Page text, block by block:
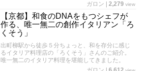
ガロン
2,279 view
【京都】和食のDNAをもつシェフが
作る、唯一無二の創作イタリアン「ろ
くそう」
出町柳駅から徒歩５分ちょっと、和を存分に感じ
るイタリア料理店の「ろくそう」さんのご紹介。
唯一無二のイタリア料理を堪能してきました。